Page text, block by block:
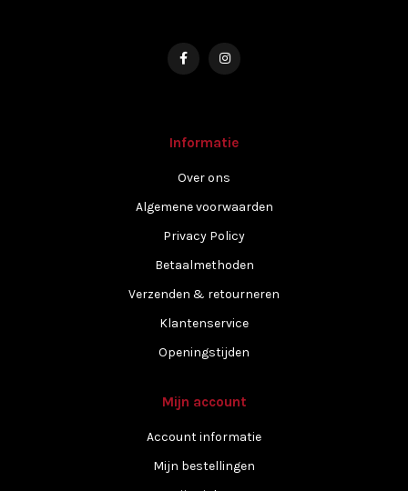
Informatie
Over ons
Algemene voorwaarden
Privacy Policy
Betaalmethoden
Verzenden & retourneren
Klantenservice
Openingstijden
Mijn account
Account informatie
Mijn bestellingen